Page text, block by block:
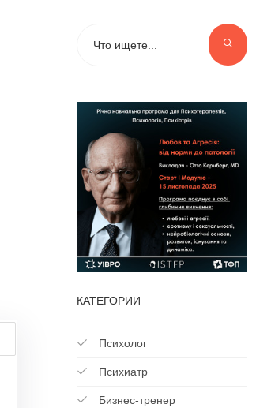
КАТЕГОРИИ
Психолог
Психиатр
Бизнес-тренер